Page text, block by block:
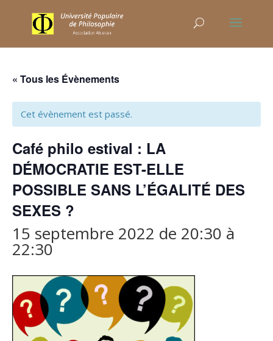
« Tous les Évènements
Cet évènement est passé.
Café philo estival : LA
DÉMOCRATIE EST-ELLE
POSSIBLE SANS L’ÉGALITÉ DES
SEXES ?
15 septembre 2022 de 20:30 à
22:30